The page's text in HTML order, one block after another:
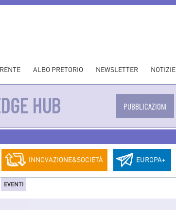
ALBO PRETORIO NEWSLETTER NOTIZIE
HUB PUBBLICAZIONI
INNOVAZIONE&SOCIETÀ EUROPA+
EVENTI